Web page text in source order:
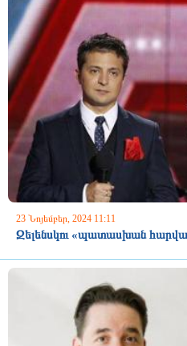
23 Նոյեմբեր, 2024 11:11
Զելենսկու «պատասխան